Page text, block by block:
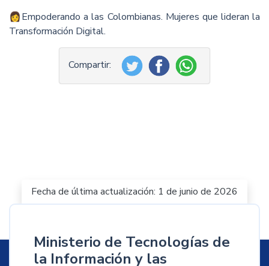
👩Empoderando a las Colombianas. Mujeres que lideran la
Transformación Digital.
Fecha de última actualización: 1 de junio de 2026
Ministerio de Tecnologías de
la Información y las